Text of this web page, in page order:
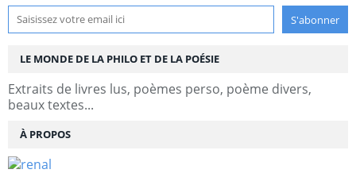
LE MONDE DE LA PHILO ET DE LA POÉSIE
Extraits de livres lus, poèmes perso, poème divers,
beaux textes...
À PROPOS